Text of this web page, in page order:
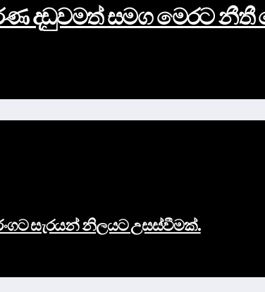
දඩුවමත් සමග මෙරට නීතී
සැරයන් නිලයට උසස්වීමක්.